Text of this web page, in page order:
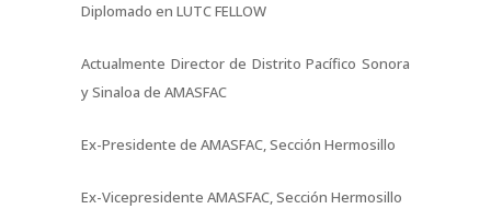
Diplomado en LUTC FELLOW
Actualmente Director de Distrito Pacífico Sonora
y Sinaloa de AMASFAC
Ex-Presidente de AMASFAC, Sección Hermosillo
Ex-Vicepresidente AMASFAC, Sección Hermosillo